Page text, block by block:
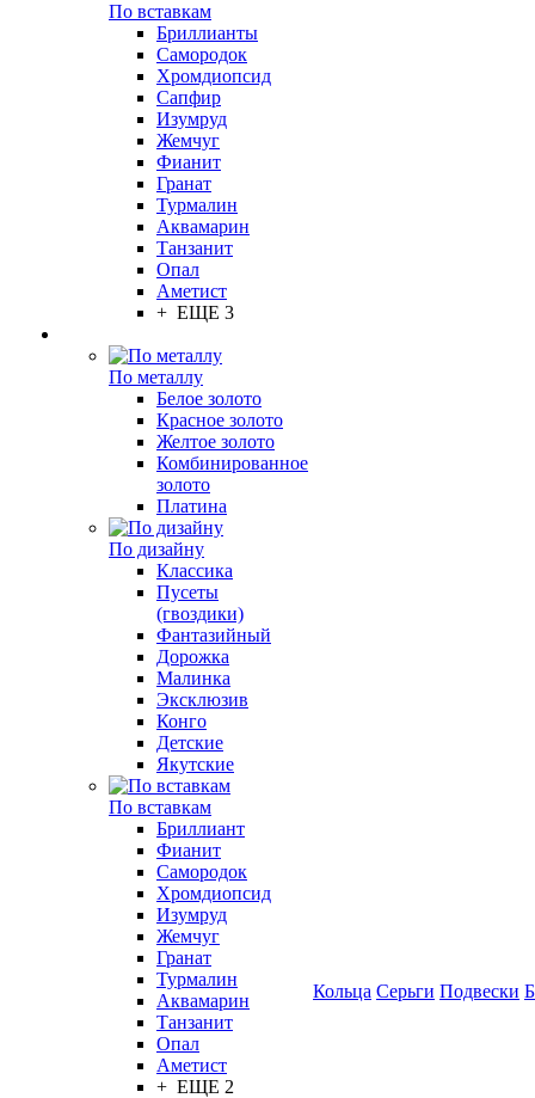
По вставкам
Бриллианты
Самородок
Хромдиопсид
Сапфир
Изумруд
Жемчуг
Фианит
Гранат
Турмалин
Аквамарин
Танзанит
Опал
Аметист
+ ЕЩЕ 3
По металлу
Белое золото
Красное золото
Желтое золото
Комбинированное
золото
Платина
По дизайну
Классика
Пусеты
(гвоздики)
Фантазийный
Дорожка
Малинка
Эксклюзив
Конго
Детские
Якутские
По вставкам
Бриллиант
Фианит
Самородок
Хромдиопсид
Изумруд
Жемчуг
Гранат
Турмалин
Аквамарин
Танзанит
Опал
Аметист
+ ЕЩЕ 2
Кольца Серьги Подвески